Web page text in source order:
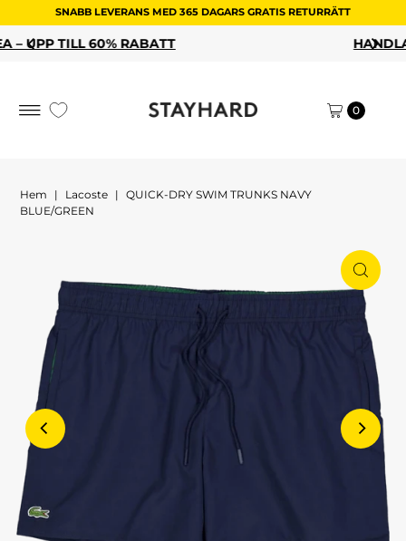
SNABB LEVERANS MED 365 DAGARS GRATIS RETURRÄTT
HANDLA DINA REAFAVORITER
0
Hem | Lacoste |
QUICK-DRY SWIM TRUNKS NAVY
BLUE/GREEN